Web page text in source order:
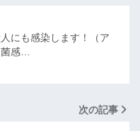
にも感染します！（ア
感…
次の記事